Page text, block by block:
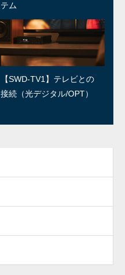
テム
【SWD-TV1】テレビとの
接続（光デジタル/OPT）
SWユーザー訪問：第2回/石
森良三商店 石森さん